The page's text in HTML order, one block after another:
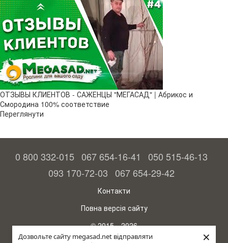
Дозвольте сайту megasad.net відправляти
×
ОТЗЫВЫ КЛИЕНТОВ - САЖЕНЦЫ "МЕГАСАД" | Абрикос и
Смородина 100% соответствие
Переглянути
0 800 332-015 067 654-16-41
050 515-46-13
093 170-72-03 067 654-29-42
Контакти
Повна версія сайту
© 2015—2026
Megasad – гарантія високого врожаю